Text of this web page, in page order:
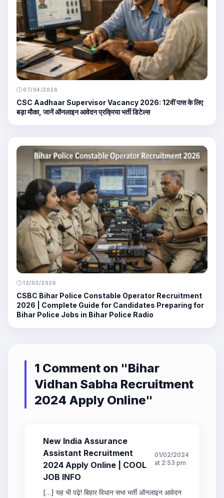
07/04/2026
CSC Aadhaar Supervisor Vacancy 2026: 12वीं पास के लिए
बड़ा मौका, जानें ऑनलाइन आवेदन प्रक्रिया भर्ती डिटेल्स
12/03/2026
CSBC Bihar Police Constable Operator Recruitment
2026 | Complete Guide for Candidates Preparing for
Bihar Police Jobs in Bihar Police Radio
1 Comment on "Bihar
Vidhan Sabha Recruitment
2024 Apply Online"
New India Assurance
Assistant Recruitment
2024 Apply Online | COOL
JOB INFO
01/02/2024
at 2:53 pm
[…] यह भी पढ़े! बिहार विधान सभा भर्ती ऑनलाइन आवेदन